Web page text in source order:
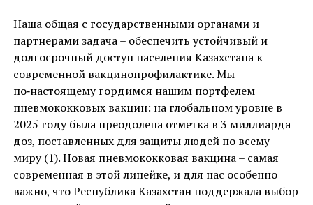
Наша общая с государственными органами и
партнерами задача – обеспечить устойчивый и
долгосрочный доступ населения Казахстана к
современной вакцинопрофилактике. Мы
по‑настоящему гордимся нашим портфелем
пневмококковых вакцин: на глобальном уровне в
2025 году была преодолена отметка в 3 миллиарда
доз, поставленных для защиты людей по всему
миру (1). Новая пневмококковая вакцина – самая
современная в этой линейке, и для нас особенно
важно, что Республика Казахстан поддержала выбор